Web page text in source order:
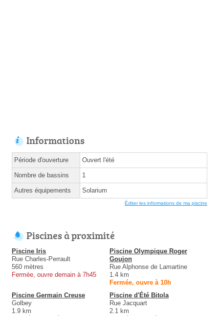
Informations
Période d'ouverture Ouvert l'été
Nombre de bassins 1
Autres équipements Solarium
Éditer les informations de ma piscine
Piscines à proximité
Piscine Iris
Rue Charles-Perrault
560 mètres
Fermée, ouvre demain à 7h45
Piscine Olympique Roger
Goujon
Rue Alphonse de Lamartine
1.4 km
Fermée, ouvre à 10h
Piscine Germain Creuse
Golbey
1.9 km
Piscine d'Été Bitola
Rue Jacquart
2.1 km